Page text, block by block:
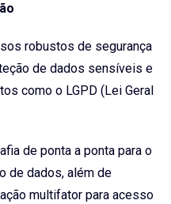
robustos de segurança
de dados sensíveis e
como o LGPD (Lei Geral
de ponta a ponta para o
de dados, além de
multifator para acesso